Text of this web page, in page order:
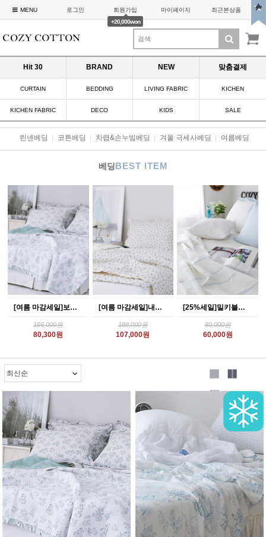
MENU 로그인 회원가입
+20,000won
마이페이지 최근본상품
Hit 30 BRAND NEW 맞춤결제
CURTAIN BEDDING LIVING FABRIC KICHEN
KICHEN FABRIC DECO KIDS SALE
린넨베딩 코튼베딩 차렵&손누빔베딩 겨울 극세사베딩 여름베딩
베딩BEST ITEM
[여름 마감세일]보타닉 순면 아사 여름차렵 이불베개세트 (그레이컬러) 퀸(Q)
156,000원
80,300원
[여름 마감세일]내추럴플라워 헴프리플 여름 이불패드세트 핑크 퀸(Q)
188,000원
107,000원
[25%세일]밀키블루 린넨 홑이불
80,000원
60,000원